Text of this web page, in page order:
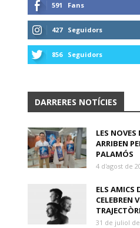
591 Fans
427 Seguidors
856 Seguidors
DARRERES NOTÍCIES
LES NOVES
ARRIBEN
PALAMÓS
4 d'agost de
ELS AMICS
CELEBREN
31 de juliol